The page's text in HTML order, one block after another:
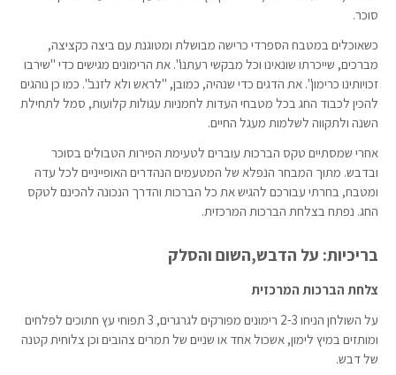
סוכר.
כשאוכלים במטבח הספרדי כרישה מבושלת ומטוגנת עם ביצה כקציצה,
מברכים, שייכרתו שונאינו וכל מבקשי רעתנו". את הרימונים מגישים כדי "שירבו
זכויותינו כרימון". את הדגים כדי שנהיה, כמובן, "לראש ולא לזנב". כמו כן נוהגים
להכין לכבוד החג בכל מטבחי העדות לחמניות עגולות קלועות, סמל לתחילת
השנה ולתקווה לשלמות מעגל החיים.
אחרי שמסתיים טקס הברכות עוברים לטעימת הפירות הטבולים בסוכר
ובדבש. מתוך המבחר הנפלא של המטעמים הנהדרים האופייניים לכל עדה
ומטבח, בחרתי עבורכם להגיש את כל הברכות והדרך הנכונה להכינם לטקס
החג. נפתח בצלחת הברכות המרכזית.
בריכיות: על הדבש,השום והסלק
צלחת הברכות המרכזית
על השולחן הניחו 2-3 רימונים מפורקים לגרגרים, 3 תפוחי עץ חתוכים לפלחים
ומותזים במיץ לימון, אשכול אחד או שניים של תמרים צהובים וכן צלוחית קטנה
של דבש.